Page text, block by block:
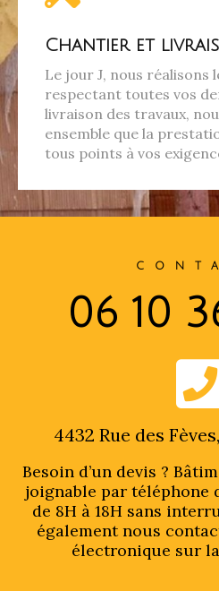
Chantier et
Le jour J, nous réalisons
respectant toutes vos
livraison des travaux,
ensemble que la
tous points à vos
06 10
4432 Rue des
Besoin d’un devis ?
joignable par téléphone
de 8H à 18H sans
également nous
électronique sur